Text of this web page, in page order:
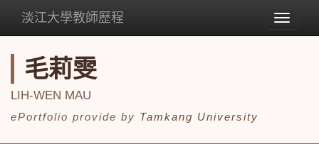
Toggle
淡江大學教師歷程
毛莉雯
LIH-WEN MAU
ePortfolio provide by Tamkang University